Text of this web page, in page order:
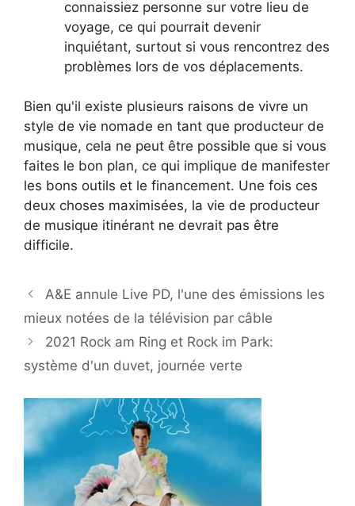
connaissiez personne sur votre lieu de
voyage, ce qui pourrait devenir
inquiétant, surtout si vous rencontrez des
problèmes lors de vos déplacements.
Bien qu'il existe plusieurs raisons de vivre un
style de vie nomade en tant que producteur de
musique, cela ne peut être possible que si vous
faites le bon plan, ce qui implique de manifester
les bons outils et le financement. Une fois ces
deux choses maximisées, la vie de producteur
de musique itinérant ne devrait pas être
difficile.
A&E annule Live PD, l'une des émissions les
mieux notées de la télévision par câble
2021 Rock am Ring et Rock im Park:
système d'un duvet, journée verte